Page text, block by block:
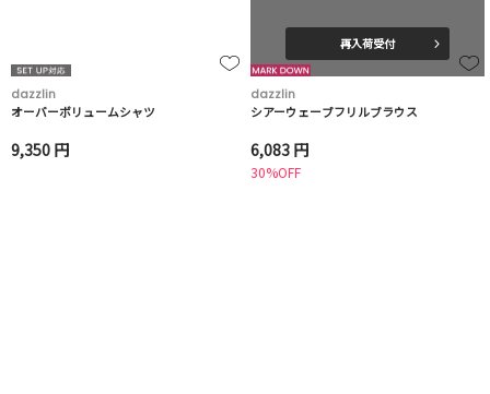
dazzlin
オーバーボリュームシャツ
9,350 円
再入荷受付
dazzlin
シアーウェーブフリルブラウス
6,083 円
30%OFF